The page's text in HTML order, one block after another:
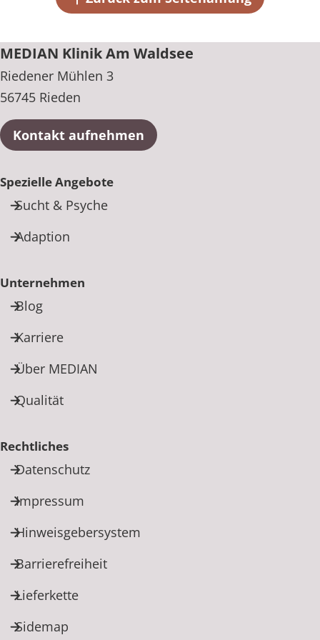
MEDIAN Klinik Am Waldsee
Riedener Mühlen 3
56745 Rieden
Kontakt aufnehmen
Spezielle Angebote
Sucht & Psyche
Adaption
Unternehmen
Blog
Karriere
Über MEDIAN
Qualität
Rechtliches
Datenschutz
Impressum
Hinweisgebersystem
Barrierefreiheit
Lieferkette
Sidemap